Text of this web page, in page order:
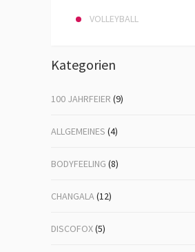
VOLLEYBALL
Kategorien
100 JAHRFEIER (9)
ALLGEMEINES (4)
BODYFEELING (8)
CHANGALA(12)
DISCOFOX(5)